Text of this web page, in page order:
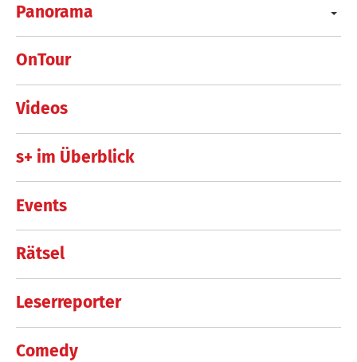
Panorama
OnTour
Videos
s+ im Überblick
Events
Rätsel
Leserreporter
Comedy